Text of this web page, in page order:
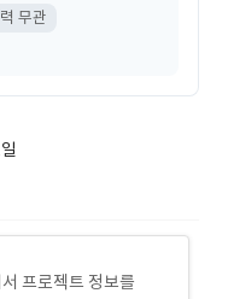
무관
프로젝트 정보를